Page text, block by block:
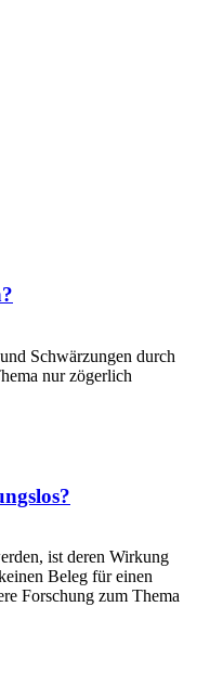
Schwärzungen durch
nur zögerlich
ist deren Wirkung
Beleg für einen
Forschung zum Thema